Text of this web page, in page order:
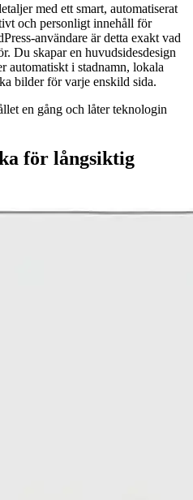
med ett smart, automatiserat
och personligt innehåll för
användare är detta exakt vad
Du skapar en huvudsidesdesign
automatiskt i stadnamn, lokala
bilder för varje enskild sida.
en gång och låter teknologin
för långsiktig